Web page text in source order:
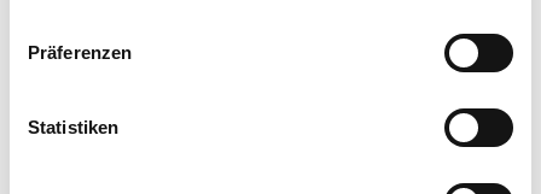
Informationen über Ihre geografische Lage
können
bestimmten Merkmalen (Fingerprinting) identifizieren
Präferenzen
Statistiken
Abgelaufenes Inserat